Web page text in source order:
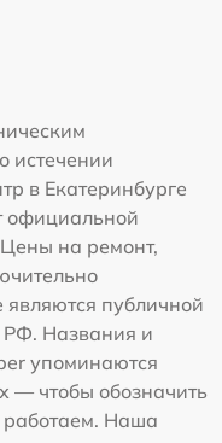
истечении
в Екатеринбурге
официальной
на ремонт,
публичной
РФ. Названия и
упоминаются
— чтобы обозначить
работаем. Наша